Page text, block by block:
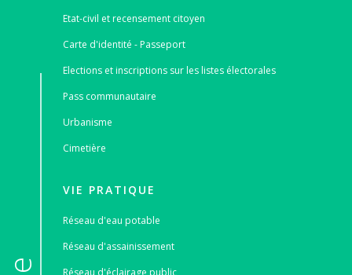
Etat-civil et recensement citoyen
Carte d'identité - Passeport
Elections et inscriptions sur les listes électorales
Pass communautaire
Urbanisme
Cimetière
VIE PRATIQUE
Réseau d'eau potable
Réseau d'assainissement
Réseau d'éclairage public